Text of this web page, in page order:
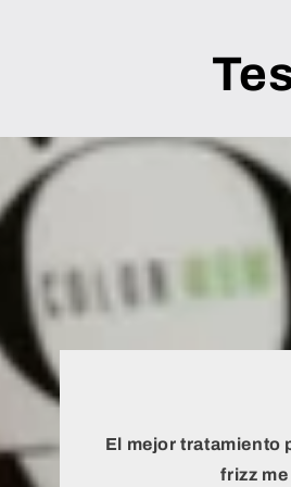
El mejor tratamiento
frizz